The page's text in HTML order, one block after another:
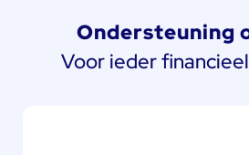
Ondersteuning
Voor ieder